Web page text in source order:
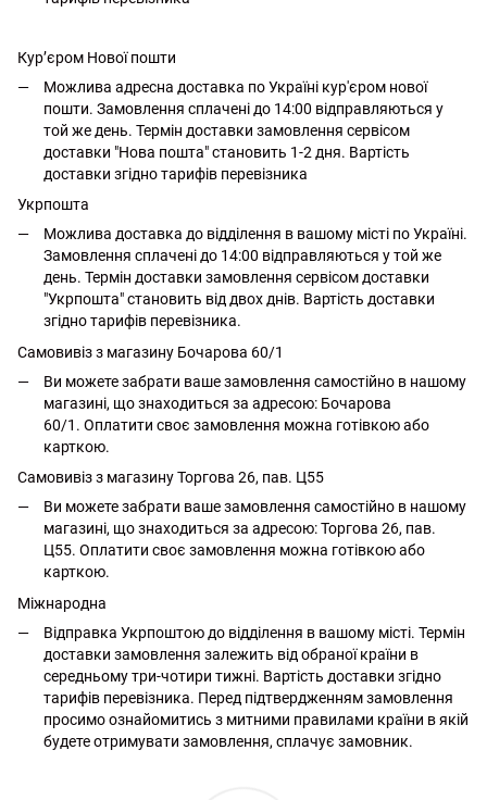
Кур’єром Нової пошти
Можлива адресна доставка по Україні кур'єром нової
пошти. Замовлення сплачені до 14:00 відправляються у
той же день. Термін доставки замовлення сервісом
доставки "Нова пошта" становить 1-2 дня. Вартість
доставки згідно тарифів перевізника
Укрпошта
Можлива доставка до відділення в вашому місті по Україні.
Замовлення сплачені до 14:00 відправляються у той же
день. Термін доставки замовлення сервісом доставки
"Укрпошта" становить від двох днів. Вартість доставки
згідно тарифів перевізника.
Самовивіз з магазину Бочарова 60/1
Ви можете забрати ваше замовлення самостійно в нашому
магазині, що знаходиться за адресою: Бочарова
60/1. Оплатити своє замовлення можна готівкою або
карткою.
Самовивіз з магазину Торгова 26, пав. Ц55
Ви можете забрати ваше замовлення самостійно в нашому
магазині, що знаходиться за адресою: Торгова 26, пав.
Ц55. Оплатити своє замовлення можна готівкою або
карткою.
Міжнародна
Відправка Укрпоштою до відділення в вашому місті. Термін
доставки замовлення залежить від обраної країни в
середньому три-чотири тижні. Вартість доставки згідно
тарифів перевізника. Перед підтвердженням замовлення
просимо ознайомитись з митними правилами країни в якій
будете отримувати замовлення, сплачує замовник.